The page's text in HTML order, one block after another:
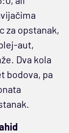
za opstanak,
aut,
Dva kola
bodova, pa